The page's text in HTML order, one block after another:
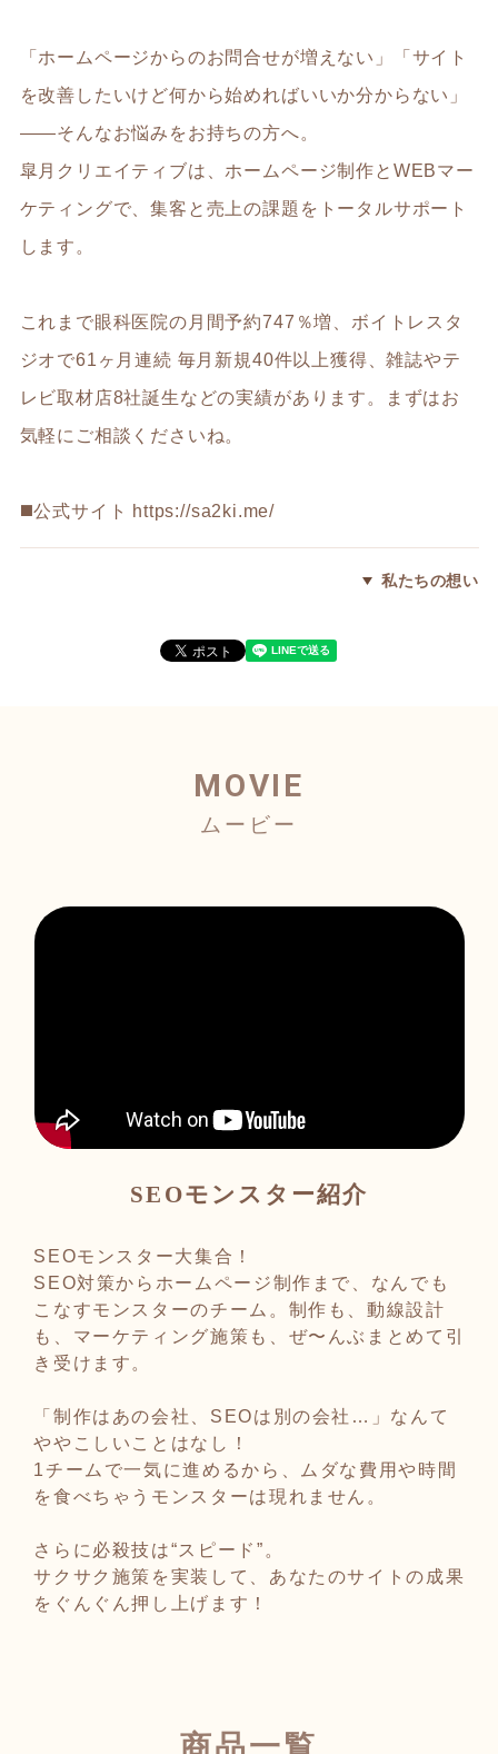
「ホームページからのお問合せが増えない」「サイト
を改善したいけど何から始めればいいか分からない」
――そんなお悩みをお持ちの方へ。
皐月クリエイティブは、ホームページ制作とWEBマー
ケティングで、集客と売上の課題をトータルサポート
します。
これまで眼科医院の月間予約747％増、ボイトレスタ
ジオで61ヶ月連続 毎月新規40件以上獲得、雑誌やテ
レビ取材店8社誕生などの実績があります。まずはお
気軽にご相談くださいね。
◼️公式サイト https://sa2ki.me/
私たちの想い
MOVIE
SEOモンスター紹介
SEOモンスター大集合！
SEO対策からホームページ制作まで、なんでも
こなすモンスターのチーム。制作も、動線設計
も、マーケティング施策も、ぜ〜んぶまとめて引
き受けます。
「制作はあの会社、SEOは別の会社…」なんて
ややこしいことはなし！
1チームで一気に進めるから、ムダな費用や時間
を食べちゃうモンスターは現れません。
さらに必殺技は“スピード”。
サクサク施策を実装して、あなたのサイトの成果
をぐんぐん押し上げます！
商品一覧